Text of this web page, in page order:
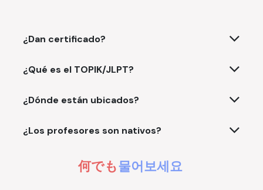
¿Dan certificado?
¿Qué es el TOPIK/JLPT?
¿Dónde están ubicados?
¿Los profesores son nativos?
何でも물어보세요